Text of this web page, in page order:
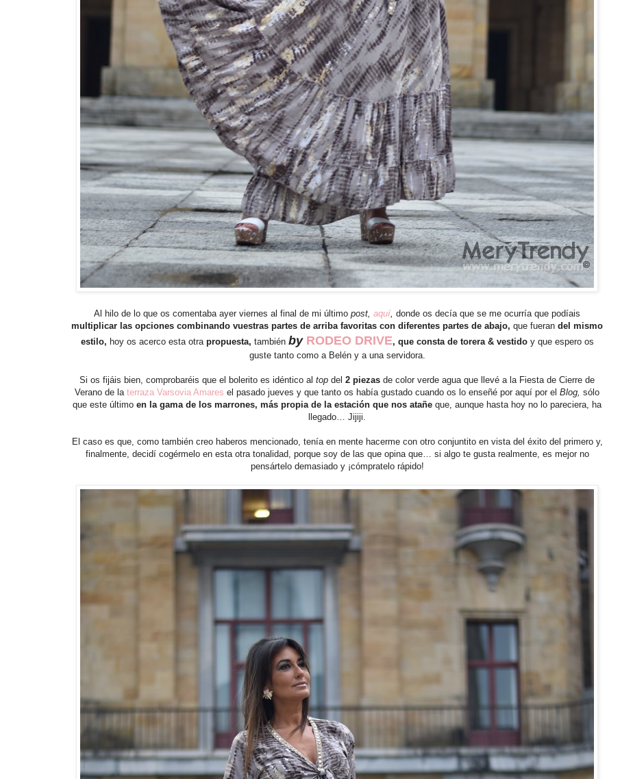
Al hilo de lo que os comentaba ayer viernes al final de mi último post, aquí, donde os decía que se me ocurría que podíais
multiplicar las opciones combinando vuestras partes de arriba favoritas con diferentes partes de abajo, que fueran del mismo
estilo, hoy os acerco esta otra propuesta, también by RODEO DRIVE, que consta de torera & vestido y que espero os
guste tanto como a Belén y a una servidora.
Si os fijáis bien, comprobaréis que el bolerito es idéntico al top del 2 piezas de color verde agua que llevé a la Fiesta de Cierre de
Verano de la terraza Varsovia Amares el pasado jueves y que tanto os había gustado cuando os lo enseñé por aquí por el Blog, sólo
que este último en la gama de los marrones, más propia de la estación que nos atañe que, aunque hasta hoy no lo pareciera, ha
llegado… Jijiji.
El caso es que, como también creo haberos mencionado, tenía en mente hacerme con otro conjuntito en vista del éxito del primero y,
finalmente, decidí cogérmelo en esta otra tonalidad, porque soy de las que opina que… si algo te gusta realmente, es mejor no
pensártelo demasiado y ¡cómpratelo rápido!